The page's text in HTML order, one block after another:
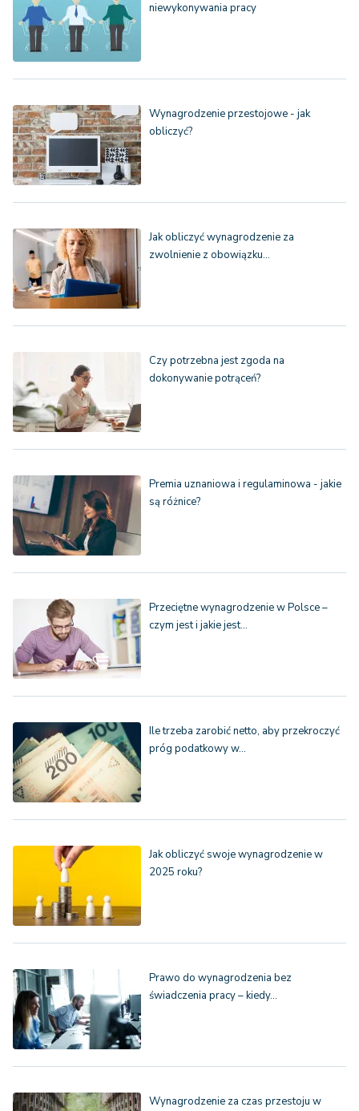
niewykonywania pracy
Wynagrodzenie przestojowe - jak
obliczyć?
Jak obliczyć wynagrodzenie za
zwolnienie z obowiązku…
Czy potrzebna jest zgoda na
dokonywanie potrąceń?
Premia uznaniowa i regulaminowa - jakie
są różnice?
Przeciętne wynagrodzenie w Polsce –
czym jest i jakie jest…
Ile trzeba zarobić netto, aby przekroczyć
próg podatkowy w…
Jak obliczyć swoje wynagrodzenie w
2025 roku?
Prawo do wynagrodzenia bez
świadczenia pracy – kiedy…
Wynagrodzenie za czas przestoju w